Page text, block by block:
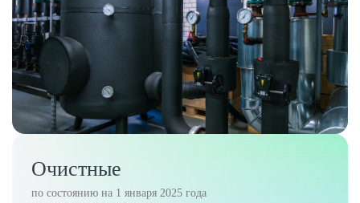
Очистные
по состоянию на 1 января 2025 года